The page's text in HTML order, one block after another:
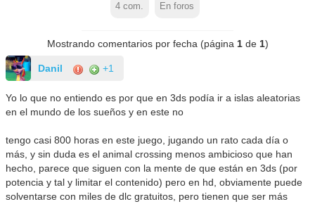
4 com. En foros
Mostrando comentarios por fecha (página 1de 1)
Danil +1
Yo lo que no entiendo es por que en 3ds podía ir a islas aleatorias
en el mundo de los sueños y en este no
tengo casi 800 horas en este juego, jugando un rato cada día o
más, y sin duda es el animal crossing menos ambicioso que han
hecho, parece que siguen con la mente de que están en 3ds (por
potencia y tal y limitar el contenido) pero en hd, obviamente puede
solventarse con miles de dlc gratuitos, pero tienen que ser más